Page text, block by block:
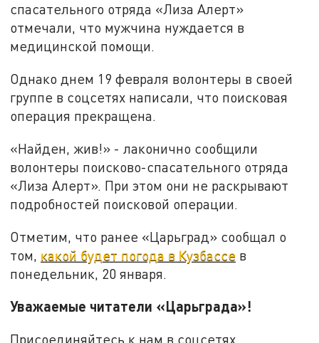
спасательного отряда «Лиза Алерт»
отмечали, что мужчина нуждается в
медицинской помощи.
Однако днем 19 февраля волонтеры в своей
группе в соцсетях написали, что поисковая
операция прекращена.
«Найден, жив!» - лаконично сообщили
волонтеры поисково-спасательного отряда
«Лиза Алерт». При этом они не раскрывают
подробностей поисковой операции.
Отметим, что ранее «Царьград» сообщал о
том, какой будет погода в Кузбассе в
понедельник, 20 января.
Уважаемые читатели «Царьграда»!
Присоединяйтесь к нам в соцсетях